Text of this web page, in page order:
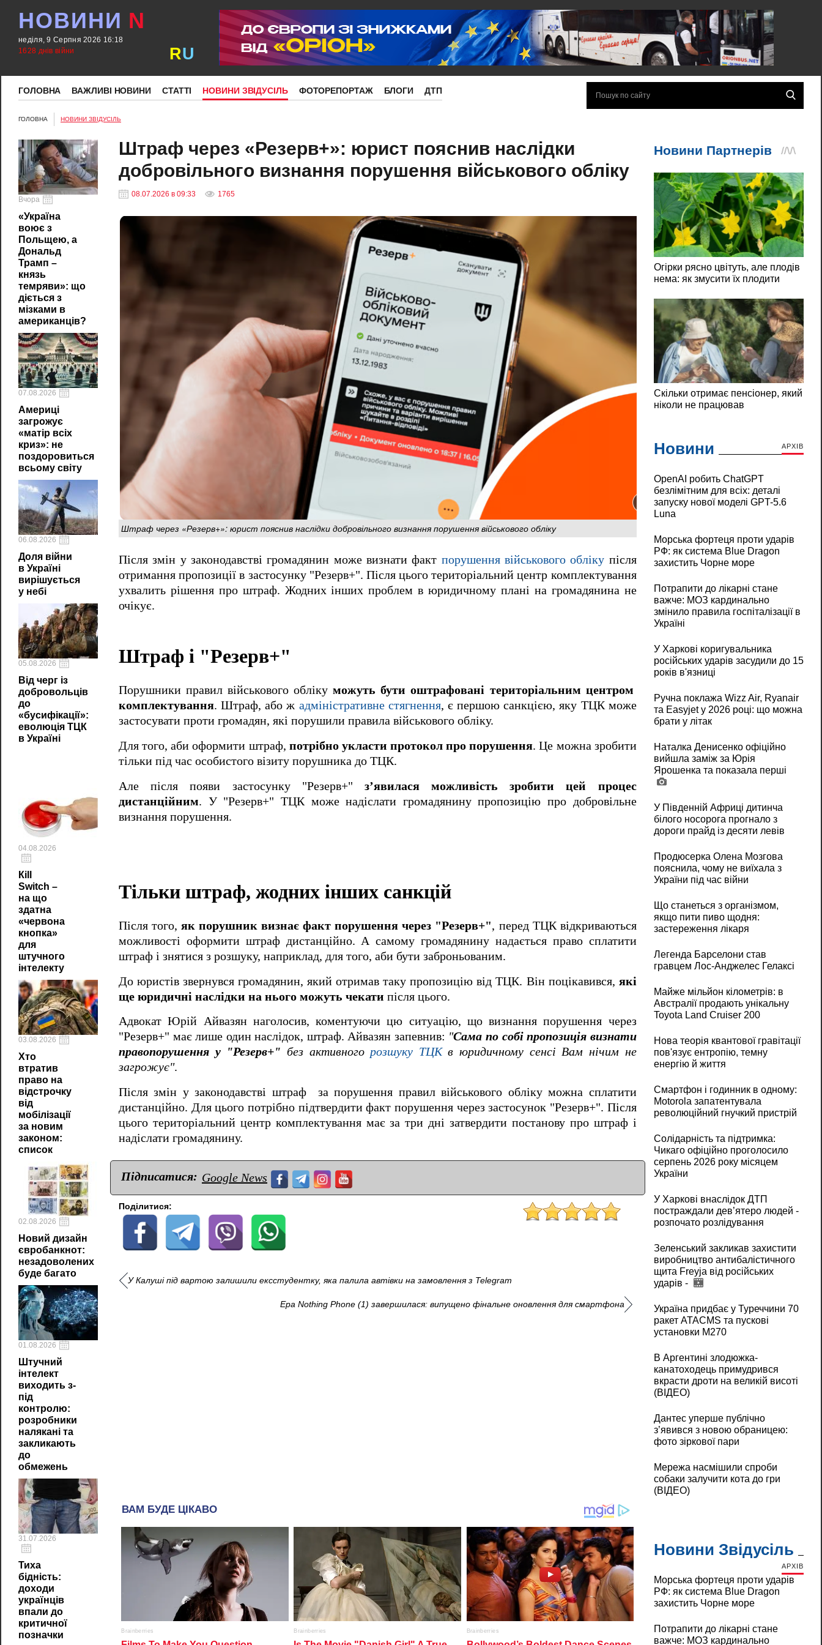
НОВИНИ N
неділя, 9 Серпня 2026 16:18
1628 днів війни
RU
ГОЛОВНА ВАЖЛИВІ НОВИНИ СТАТТІ НОВИНИ ЗВІДУСІЛЬ ФОТОРЕПОРТАЖ БЛОГИ ДТП
ГОЛОВНА НОВИНИ ЗВІДУСІЛЬ
Вчора
«Україна
воює з
Польщею, а
Дональд
Трамп –
князь
темряви»: що
діється з
мізками в
американців?
07.08.2026
Америці
загрожує
«матір всіх
криз»: не
поздоровиться
всьому світу
06.08.2026
Доля війни
в Україні
вирішується
у небі
05.08.2026
Від черг із
добровольців
до
«бусифікації»:
еволюція ТЦК
в Україні
04.08.2026
Кill
Switch –
на що
здатна
«червона
кнопка»
для
штучного
інтелекту
03.08.2026
Хто
втратив
право на
відстрочку
від
мобілізації
за новим
законом:
список
02.08.2026
Новий дизайн
євробанкнот:
незадоволених
буде багато
01.08.2026
Штучний
інтелект
виходить з-
під
контролю:
розробники
налякані та
закликають
до
обмежень
31.07.2026
Тиха
бідність:
доходи
українців
впали до
критичної
позначки
Штраф через «Резерв+»: юрист пояснив наслідки
добровільного визнання порушення військового обліку
08.07.2026 в 09:33 1765
Штраф через «Резерв+»: юрист пояснив наслідки добровільного визнання порушення військового обліку
Після змін у законодавстві громадянин може визнати факт порушення військового обліку після
отримання пропозиції в застосунку "Резерв+". Після цього територіальний центр комплектування
ухвалить рішення про штраф. Жодних інших проблем в юридичному плані на громадянина не
очікує.
Штраф і "Резерв+"
Порушники правил військового облікуможуть бути оштрафовані територіальним центром
комплектування. Штраф, або ж адміністративне стягнення, є першою санкцією, яку ТЦК може
застосувати проти громадян, які порушили правила військового обліку.
Для того, аби оформити штраф, потрібно укласти протокол про порушення. Це можна зробити
тільки під час особистого візиту порушника до ТЦК.
Але після появи застосунку "Резерв+" з’явилася можливість зробити цей процес
дистанційним. У "Резерв+" ТЦК може надіслати громадянину пропозицію про добровільне
визнання порушення.
Тільки штраф, жодних інших санкцій
Після того, як порушник визнає факт порушення через "Резерв+", перед ТЦК відкриваються
можливості оформити штраф дистанційно. А самому громадянину надається право сплатити
штраф і знятися з розшуку, наприклад, для того, аби бути заброньованим.
До юристів звернувся громадянин, який отримав таку пропозицію від ТЦК. Він поцікавився, які
ще юридичні наслідки на нього можуть чекати після цього.
Адвокат Юрій Айвазян наголосив, коментуючи цю ситуацію, що визнання порушення через
"Резерв+" має лише один наслідок, штраф. Айвазян запевнив: "Сама по собі пропозиція визнати
правопорушення у "Резерв+" без активногорозшуку ТЦКв юридичному сенсі Вам нічим не
загрожує".
Після змін у законодавстві штраф за порушення правил військового обліку можна сплатити
дистанційно. Для цього потрібно підтвердити факт порушення через застосунок "Резерв+". Після
цього територіальний центр комплектування має за три дні затвердити постанову про штраф і
надіслати громадянину.
Підписатися: Google News
Поділитися:
У Калуші під вартою залишили ексстудентку, яка палила автівки на замовлення з Telegram
Ера Nothing Phone (1) завершилася: випущено фінальне оновлення для смартфона
Новини АРХІВ
OpenAI робить ChatGPT
безлімітним для всіх: деталі
запуску нової моделі GPT-5.6
Luna
Морська фортеця проти ударів
РФ: як система Blue Dragon
захистить Чорне море
Потрапити до лікарні стане
важче: МОЗ кардинально
змінило правила госпіталізації в
Україні
У Харкові коригувальника
російських ударів засудили до 15
років в'язниці
Ручна поклажа Wizz Air, Ryanair
та Easyjet у 2026 році: що можна
брати у літак
Наталка Денисенко офіційно
вийшла заміж за Юрія
Ярошенка та показала перші
У Південній Африці дитинча
білого носорога прогнало з
дороги прайд із десяти левів
Продюсерка Олена Мозгова
пояснила, чому не виїхала з
України під час війни
Що станеться з організмом,
якщо пити пиво щодня:
застереження лікаря
Легенда Барселони став
гравцем Лос-Анджелес Гелаксі
Майже мільйон кілометрів: в
Австралії продають унікальну
Toyota Land Cruiser 200
Нова теорія квантової гравітації
пов'язує ентропію, темну
енергію й життя
Смартфон і годинник в одному:
Motorola запатентувала
революційний гнучкий пристрій
Солідарність та підтримка:
Чикаго офіційно проголосило
серпень 2026 року місяцем
України
У Харкові внаслідок ДТП
постраждали дев’ятеро людей -
розпочато розлідування
Зеленський закликав захистити
виробництво антибалістичного
щита Freyja від російських
ударів -
Україна придбає у Туреччини 70
ракет ATACMS та пускові
установки M270
В Аргентині злодюжка-
канатоходець примудрився
вкрасти дроти на великій висоті
(ВІДЕО)
Дантес уперше публічно
з’явився з новою обраницею:
фото зіркової пари
Мережа насмішили спроби
собаки залучити кота до гри
(ВІДЕО)
Новини Звідусіль
АРХІВ
Морська фортеця проти ударів
РФ: як система Blue Dragon
захистить Чорне море
Потрапити до лікарні стане
важче: МОЗ кардинально